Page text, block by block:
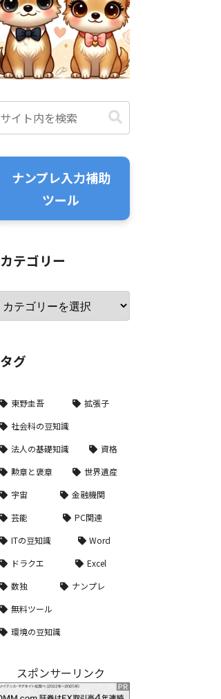
ナンプレ入力補助
ツール
カテゴリー
タグ
東野圭吾
拡張子
社会科の豆知識
法人の基礎知識
資格
勲章と褒章
世界遺産
宇宙
金融機関
芸能
PC関連
ITの豆知識
Word
ドラクエ
Excel
数独
ナンプレ
無料ツール
環境の豆知識
スポンサーリンク